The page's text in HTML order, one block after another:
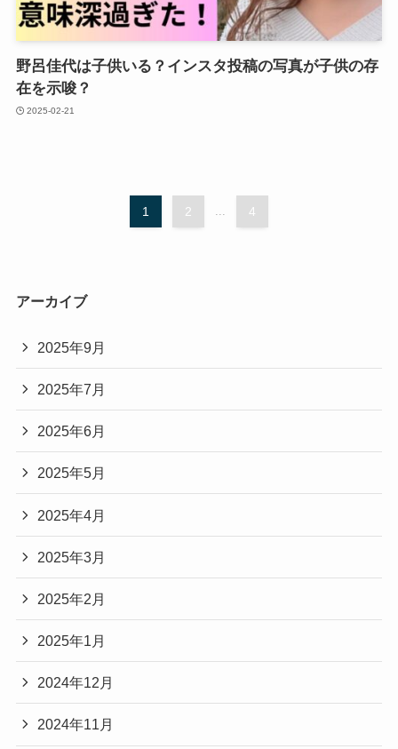
野呂佳代は子供いる？インスタ投稿の写真が子供の存
在を示唆？
2025-02-21
1 2 ... 4
アーカイブ
2025年9月
2025年7月
2025年6月
2025年5月
2025年4月
2025年3月
2025年2月
2025年1月
2024年12月
2024年11月